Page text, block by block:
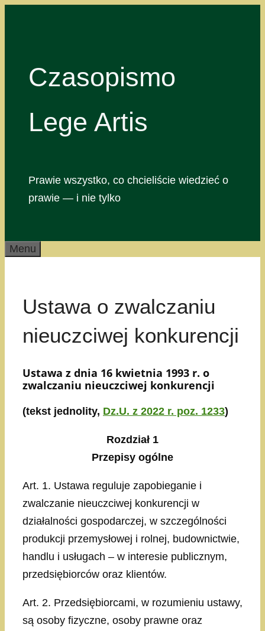
Czasopismo
Lege Artis
Prawie wszystko, co chcieliście wiedzieć o
prawie — i nie tylko
Menu
Ustawa o zwalczaniu
nieuczciwej konkurencji
Ustawa z dnia 16 kwietnia 1993 r. o
zwalczaniu nieuczciwej konkurencji
(tekst jednolity, Dz.U. z 2022 r. poz. 1233)
Rozdział 1
Przepisy ogólne
Art. 1. Ustawa reguluje zapobieganie i
zwalczanie nieuczciwej konkurencji w
działalności gospodarczej, w szczególności
produkcji przemysłowej i rolnej, budownictwie,
handlu i usługach – w interesie publicznym,
przedsiębiorców oraz klientów.
Art. 2. Przedsiębiorcami, w rozumieniu ustawy,
są osoby fizyczne, osoby prawne oraz